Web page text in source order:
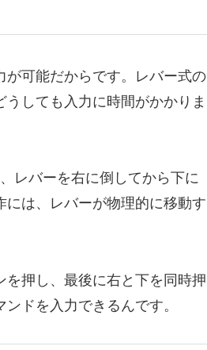
が可能だからです。レバー式の
しても入力に時間がかかりま
レバーを右に倒してから下に
は、レバーが物理的に移動す
を押し、最後に右と下を同時押
ドを入力できるんです。